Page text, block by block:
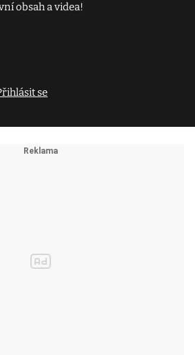
obsah a videa!
se